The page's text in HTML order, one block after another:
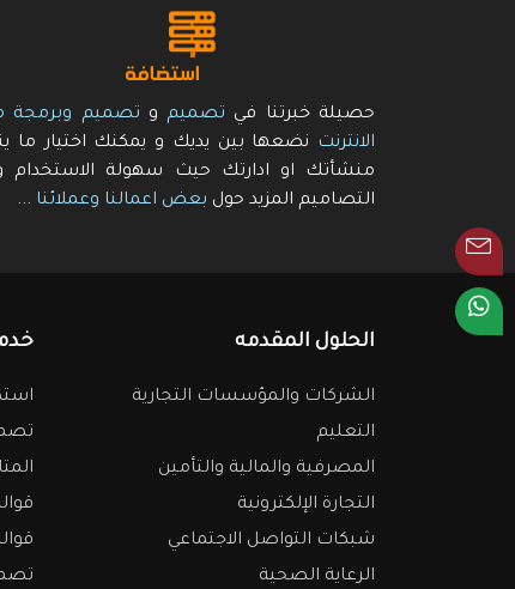
حصيلة خبرتنا في تصميم و تصميم وبرمجة
الانترنت نضعها بين يديك و يمكنك اختيار ما
منشأتك او ادارتك حيث سهولة الاستخدام
التصاميم المزيد حول بعض اعمالنا وعملائنا ...
الحلول المقدمه
الشركات والمؤسسات التجارية
التعليم
المصرفية والمالية والتأمين
التجارة الإلكترونية
شبكات التواصل الاجتماعي
الرعاية الصحية